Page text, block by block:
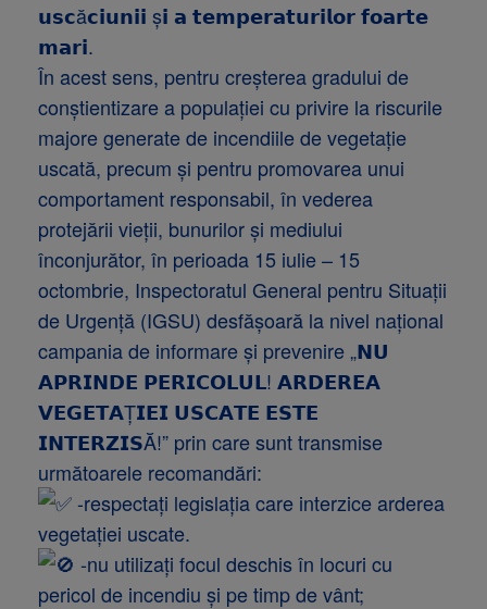
𝘂𝘀𝗰ă𝗰𝗶𝘂𝗻𝗶𝗶 ș𝗶 𝗮 𝘁𝗲𝗺𝗽𝗲𝗿𝗮𝘁𝘂𝗿𝗶𝗹𝗼𝗿 𝗳𝗼𝗮𝗿𝘁𝗲
𝗺𝗮𝗿𝗶.
În acest sens, pentru creşterea gradului de
conştientizare a populaţiei cu privire la riscurile
majore generate de incendiile de vegetație
uscată, precum şi pentru promovarea unui
comportament responsabil, în vederea
protejării vieţii, bunurilor şi mediului
înconjurător, în perioada 15 iulie – 15
octombrie, Inspectoratul General pentru Situații
de Urgență (IGSU) desfășoară la nivel național
campania de informare și prevenire „𝗡𝗨
𝗔𝗣𝗥𝗜𝗡𝗗𝗘 𝗣𝗘𝗥𝗜𝗖𝗢𝗟𝗨𝗟! 𝗔𝗥𝗗𝗘𝗥𝗘𝗔
𝗩𝗘𝗚𝗘𝗧𝗔Ț𝗜𝗘𝗜 𝗨𝗦𝗖𝗔𝗧𝗘 𝗘𝗦𝗧𝗘
𝗜𝗡𝗧𝗘𝗥𝗭𝗜𝗦Ă!” prin care sunt transmise
următoarele recomandări:
-respectați legislația care interzice arderea
vegetației uscate.
-nu utilizați focul deschis în locuri cu
pericol de incendiu și pe timp de vânt;